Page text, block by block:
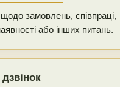
замовлень, співпраці,
або інших питань.